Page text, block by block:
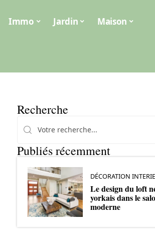
Immo Jardin Maison
Recherche
Publiés récemment
DÉCORATION
Le design du loft
yorkais dans le
moderne